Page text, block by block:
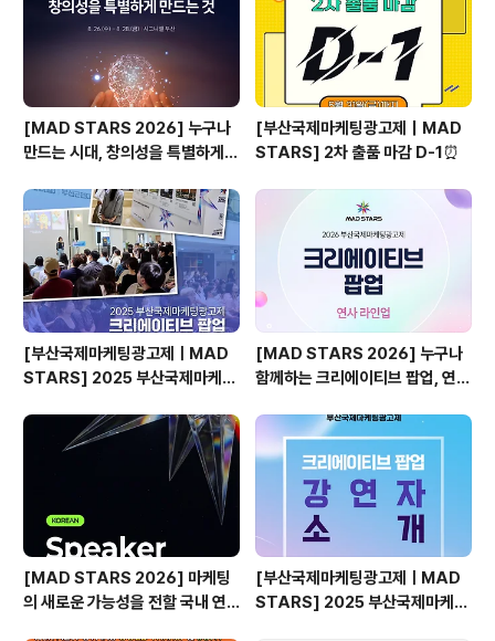
[MAD STARS 2026] 누구나
만드는 시대, 창의성을 특별하게
[부산국제마케팅광고제｜MAD
STARS] 2차 출품 마감 D-1⏰
[부산국제마케팅광고제ㅣMAD
STARS] 2025 부산국제마케팅
기
[MAD STARS 2026] 누구나
함께하는 크리에이티브 팝업, 연사
[MAD STARS 2026] 마케팅
의 새로운 가능성을 전할 국내 연
[부산국제마케팅광고제ㅣMAD
STARS] 2025 부산국제마케팅